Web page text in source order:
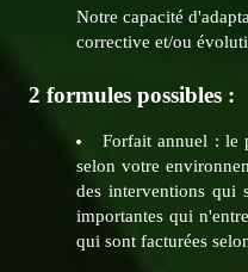
Notre capacité
corrective et/ou
2 formules possibles :
Forfait annuel : le
selon votre
des interventions qui
importantes qui
qui sont facturées